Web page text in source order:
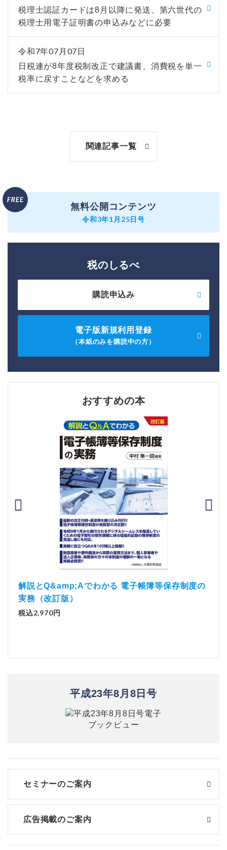
税理士認証カードは8月以降に発送、第六世代の
税理士用電子証明書の申込みなどに必要
令和7年07月07日
日税連が8年度税制改正で建議書、消費税を単一
税率に戻すことなどを求める
関連記事一覧
無料公開コンテンツ
令和3年1月25日号
税のしるべ
購読申込み
電子版新規利用登録
（本紙のみを購読中の方）
おすすめの本
解説とQ&amp;Aでわかる 電子帳簿等保存制度の
実務（改訂版）
税込2,970円
平成23年8月8日号
セミナーのご案内
広告掲載のご案内